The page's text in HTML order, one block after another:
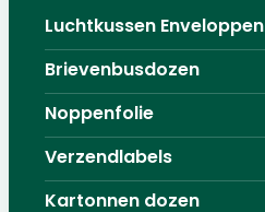
Luchtkussen Enveloppen
Brievenbusdozen
Noppenfolie
Verzendlabels
Kartonnen dozen